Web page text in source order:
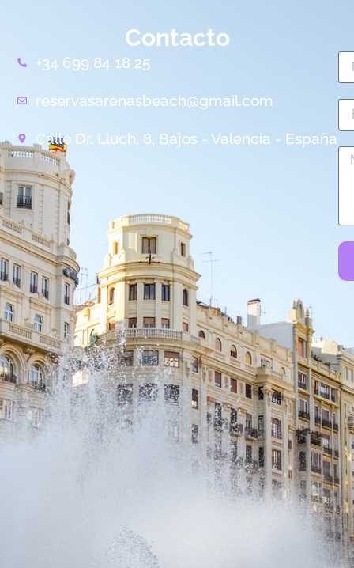
Contacto
+34 699 84 18 25
reservasarenasbeach@gmail.com
Calle Dr. Lluch, 8, Bajos - Valencia - España